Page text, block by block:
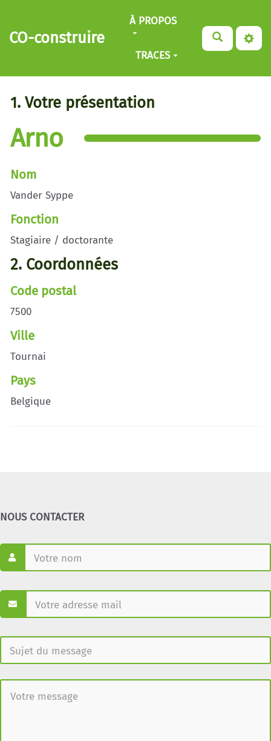
Aller au contenu principal
CO-construire
À PROPOS
TRACES
1. Votre présentation
Arno
Nom
Vander Syppe
Fonction
Stagiaire / doctorante
2. Coordonnées
Code postal
7500
Ville
Tournai
Pays
Belgique
NOUS CONTACTER